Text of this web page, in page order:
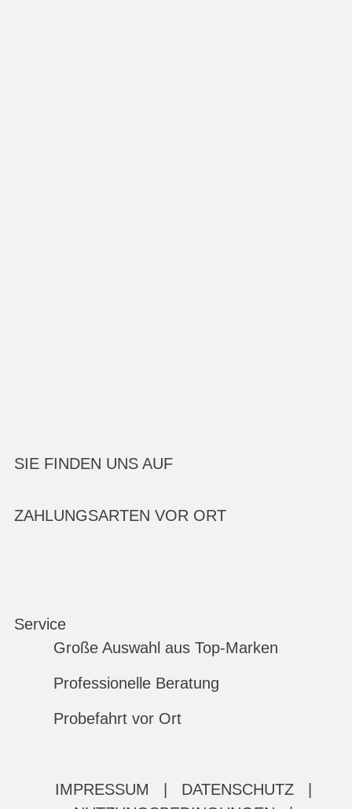
SIE FINDEN UNS AUF
ZAHLUNGSARTEN VOR ORT
Service
Große Auswahl aus Top-Marken
Professionelle Beratung
Probefahrt vor Ort
IMPRESSUM DATENSCHUTZ